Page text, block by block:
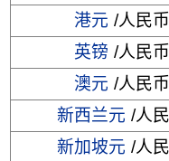
港元 /人民币
英镑 /人民币
澳元 /人民币
新西兰元 /人
新加坡元 /人